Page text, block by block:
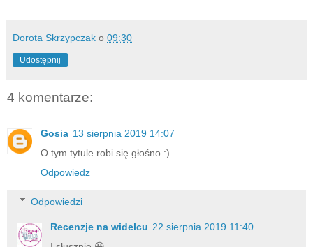
Dorota Skrzypczak o 09:30
Udostępnij
4 komentarze:
Gosia 13 sierpnia 2019 14:07
O tym tytule robi się głośno :)
Odpowiedz
Odpowiedzi
Recenzje na widelcu 22 sierpnia 2019 11:40